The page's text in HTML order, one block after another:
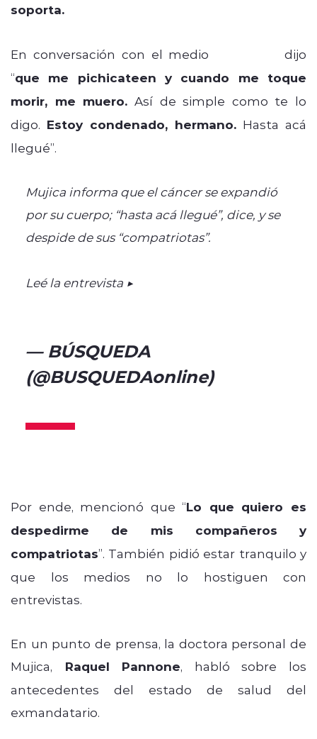
soporta.
En conversación con el medio
dijo
“que me pichicateeny cuando me toque
morir, me muero. Así de simple como te lo
digo. Estoy condenado, hermano. Hasta acá
llegué”.
Mujica informa que el cáncer se expandió
por su cuerpo; “hasta acá llegué”, dice, y se
despide de sus “compatriotas”.
Leé la entrevista ▶
— BÚSQUEDA
(@BUSQUEDAonline)
Por ende, mencionó que “Lo que quiero es
despedirme de mis compañeros y
compatriotas”. También pidió estar tranquilo y
que los medios no lo hostiguen con
entrevistas.
En un punto de prensa, la doctora personal de
Mujica, Raquel Pannone, habló sobre los
antecedentes del estado de salud del
exmandatario.